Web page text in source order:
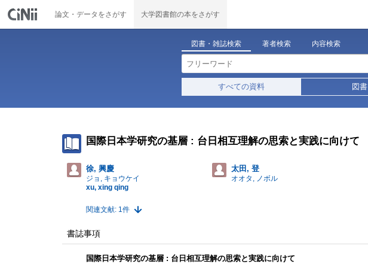
論文・データをさがす 大学図書館の本をさがす
図書・雑誌検索 著者検索 内容検索
すべての資料 図書
国際日本学研究の基層 : 台日相互理解の思索と実践に向けて
徐, 興慶
ジョ, キョウケイ
xu, xing qing
太田, 登
オオタ, ノボル
関連文献: 1件
書誌事項
国際日本学研究の基層 : 台日相互理解の思索と実践に向けて